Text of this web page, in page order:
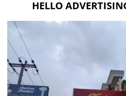
HELLO